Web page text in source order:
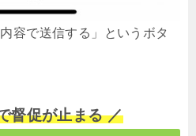
容で送信する」というボタ
督促が止まる ／